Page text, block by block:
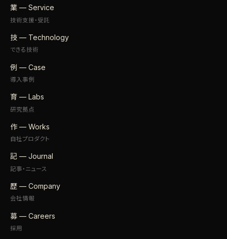
業 — Service
技術支援・受託
技 — Technology
できる技術
例 — Case
導入事例
育 — Labs
研究拠点
作 — Works
自社プロダクト
記 — Journal
記事・ニュース
歴 — Company
会社情報
募 — Careers
採用